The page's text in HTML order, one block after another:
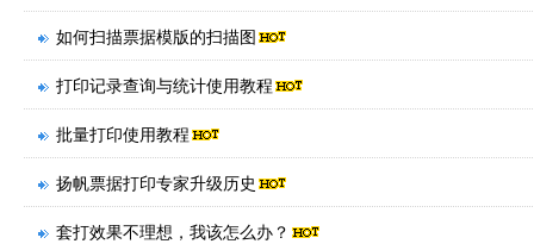
如何扫描票据模版的扫描图
打印记录查询与统计使用教程
批量打印使用教程
扬帆票据打印专家升级历史
套打效果不理想，我该怎么办？